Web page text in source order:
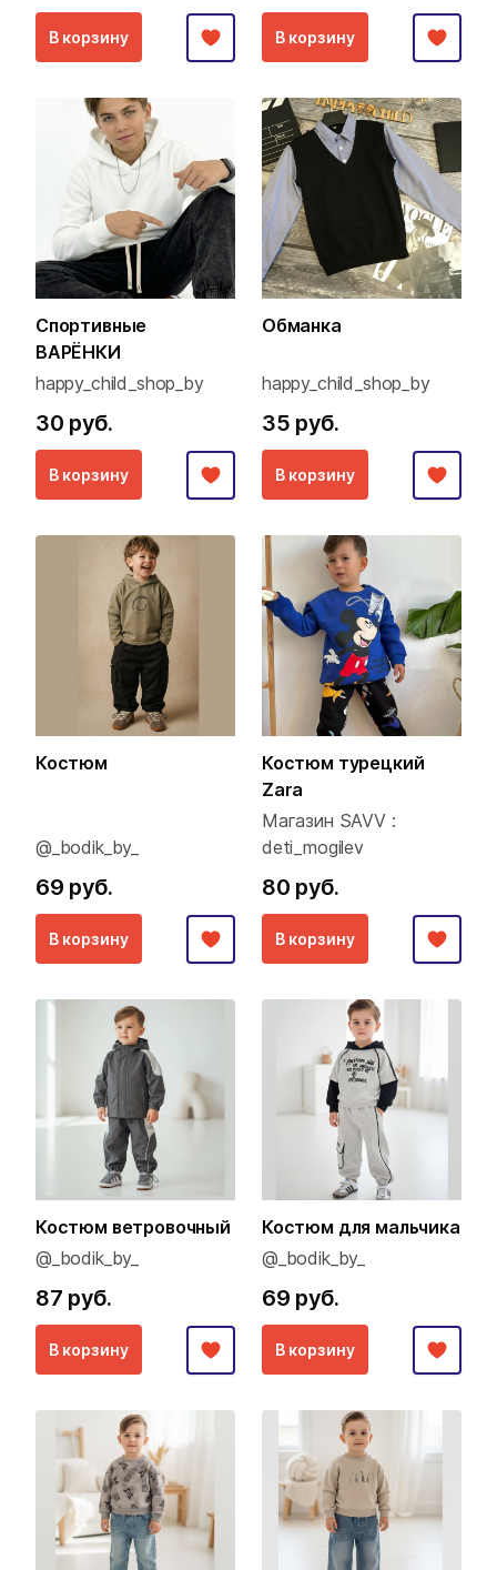
В корзину В корзину
Спортивные
ВАРЁНКИ
happy_child_shop_by
30 руб.
В корзину
Обманка
happy_child_shop_by
35 руб.
В корзину
Костюм
@_bodik_by_
69 руб.
В корзину
Костюм турецкий
Zara
Магазин SAVV :
deti_mogilev
80 руб.
В корзину
Костюм ветровочный
@_bodik_by_
87 руб.
В корзину
Костюм для мальчика
@_bodik_by_
69 руб.
В корзину